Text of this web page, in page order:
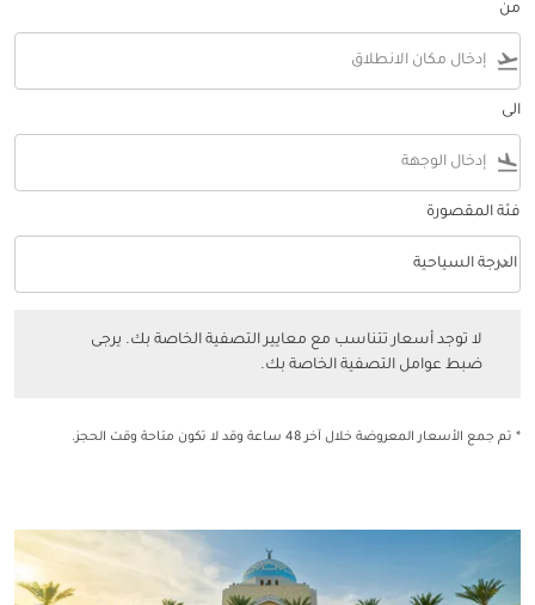
من
flight_takeoff
الى
flight_land
فئة المقصورة
فئة المقصورة option الدرجة السياحية Selected
الدرجة السياحية
keyboard_arrow_down
لا توجد أسعار تتناسب مع معايير التصفية الخاصة بك. يرجى
ضبط عوامل التصفية الخاصة بك.
* تم جمع الأسعار المعروضة خلال آخر 48 ساعة وقد لا تكون متاحة وقت الحجز.